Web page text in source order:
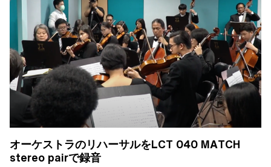
オーケストラのリハーサルをLCT 040 MATCH
stereo pairで録音